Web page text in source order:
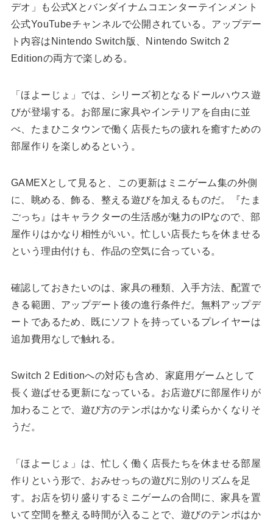
デオ」も公式Xとバンダイナムコエンターテインメント
公式YouTubeチャンネルで公開されている。アップデー
ト内容はNintendo Switch版、Nintendo Switch 2
Editionの両方で楽しめる。
「ほよーじょ」では、シリーズ初となるドールハウス遊
びが登場する。お部屋に家具やインテリアを自由に並
べ、たまひこタウンで働く店長たちの疲れを癒すための
部屋作りを楽しめるという。
GAMEXとして見ると、この更新はミニゲーム集の外側
に、眺める、飾る、整える遊びを加えるものだ。『たま
ごっち』はキャラクターの生活感が魅力のIPなので、部
屋作りはかなり相性がいい。忙しい店長たちを休ませる
という理由付けも、作品の空気に合っている。
確認しておきたいのは、家具の種類、入手方法、配置で
きる範囲、アップデート後の進行条件だ。無料アップデ
ートであるため、既にソフトを持っているプレイヤーは
追加費用なしで触れる。
Switch 2 Editionへの対応も含め、家庭用ゲームとして
長く遊ばせる更新になっている。お店遊びに部屋作りが
加わることで、遊び方のテンポはかなり柔らかくなりそ
うだ。
「ほよーじょ」は、忙しく働く店長たちを休ませる部屋
作りという形で、おみせっちの遊びに別のリズムを足
す。お店を切り盛りするミニゲームの合間に、家具を置
いて空間を整える時間が入ることで、遊びのテンポはか